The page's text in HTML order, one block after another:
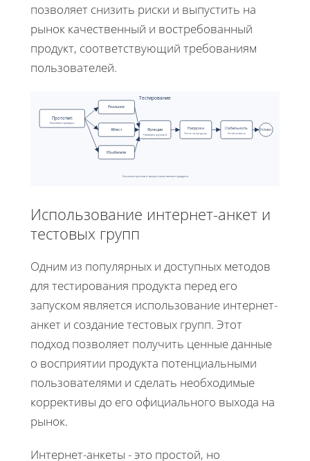
позволяет снизить риски и выпустить на
рынок качественный и востребованный
продукт, соответствующий требованиям
пользователей.
Тестирование
Прототип
Ключевые проверки
Реальное
АБтест
Юзабилити
Функции
Проверка функций
Нагрузка
Тесты на нагрузку
Стабильность
Устойчивость
Готово
Снижение рисков и выпуск качественного продукта
Использование интернет-анкет и
тестовых групп
Одним из популярных и доступных методов
для тестирования продукта перед его
запуском является использование интернет-
анкет и создание тестовых групп. Этот
подход позволяет получить ценные данные
о восприятии продукта потенциальными
пользователями и сделать необходимые
коррективы до его официального выхода на
рынок.
Интернет-анкеты - это простой, но